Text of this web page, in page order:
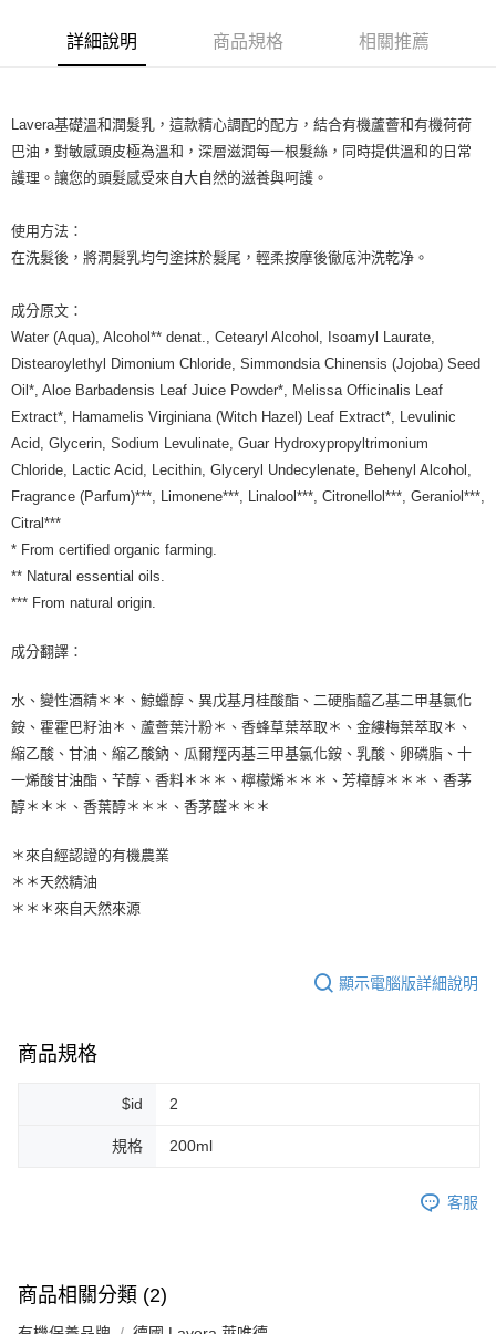
ATM付款
全家取貨付款
每筆NT$80，滿NT$999(含以上)免運費
每筆NT$80，滿NT$999(含以上)免運費
每筆NT$80，滿NT$999(含以上)免運費
7-11純取貨 (先付款
宅配
每筆NT$100，滿NT$999(含以上)免運費
離島宅配（澎湖、金門、馬祖、小琉球）
每筆NT$250，滿NT$3,000(含以上)免運費
詳細說明 商品規格 相關推薦
Lavera基礎溫和潤髮乳，這款精心調配的配方，結合有機蘆薈和有機荷荷
巴油，對敏感頭皮極為溫和，深層滋潤每一根髮絲，同時提供溫和的日常
護理。讓您的頭髮感受來自大自然的滋養與呵護。
使用方法：
在洗髮後，將潤髮乳均勻塗抹於髮尾，輕柔按摩後徹底沖洗乾净。
成分原文：
Water (Aqua), Alcohol** denat., Cetearyl Alcohol, Isoamyl Laurate,
Distearoylethyl Dimonium Chloride, Simmondsia Chinensis (Jojoba) Seed
Oil*, Aloe Barbadensis Leaf Juice Powder*, Melissa Officinalis Leaf
Extract*, Hamamelis Virginiana (Witch Hazel) Leaf Extract*, Levulinic
Acid, Glycerin, Sodium Levulinate, Guar Hydroxypropyltrimonium
Chloride, Lactic Acid, Lecithin, Glyceryl Undecylenate, Behenyl Alcohol,
Fragrance (Parfum)***, Limonene***, Linalool***, Citronellol***, Geraniol***,
Citral***
* From certified organic farming.
** Natural essential oils.
*** From natural origin.
成分翻譯：
水、變性酒精＊＊、鯨蠟醇、異戊基月桂酸酯、二硬脂醯乙基二甲基氯化
銨、霍霍巴籽油＊、蘆薈葉汁粉＊、香蜂草葉萃取＊、金縷梅葉萃取＊、
縮乙酸、甘油、縮乙酸鈉、瓜爾羥丙基三甲基氯化銨、乳酸、卵磷脂、十
一烯酸甘油酯、芐醇、香料＊＊＊、檸檬烯＊＊＊、芳樟醇＊＊＊、香茅
醇＊＊＊、香葉醇＊＊＊、香茅醛＊＊＊
＊來自經認證的有機農業
＊＊天然精油
＊＊＊來自天然來源
顯示電腦版詳細說明
商品規格
$id 2
規格 200ml
客服
商品相關分類 (2)